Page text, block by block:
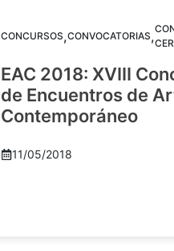
CONCURSOS,CONVOCATORIAS,
EAC 2018: XVIII
de Encuentros de
Contemporáneo
11/05/2018